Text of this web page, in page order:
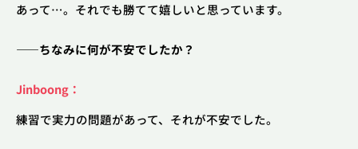
あって…。それでも勝てて嬉しいと思っています。
――ちなみに何が不安でしたか？
Jinboong：
練習で実力の問題があって、それが不安でした。